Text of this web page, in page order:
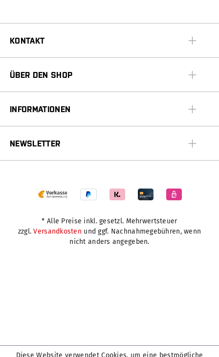
KONTAKT
ÜBER DEN SHOP
INFORMATIONEN
NEWSLETTER
* Alle Preise inkl. gesetzl. Mehrwertsteuer
zzgl.Versandkosten und ggf. Nachnahmegebühren, wenn
nicht anders angegeben.
Diese Website verwendet Cookies, um eine bestmögliche